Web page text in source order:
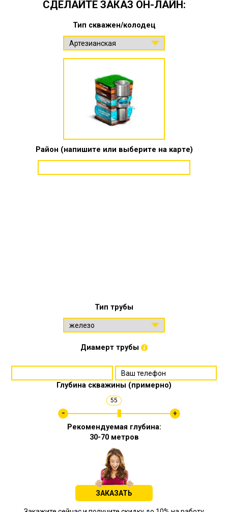
СДЕЛАЙТЕ ЗАКАЗ ОН-ЛАЙН:
Тип скважен/колодец
Район (напишите или выберите на карте)
Тип трубы
Диамерт трубы
Глубина скважины (примерно)
55
Рекомендуемая глубина:
30-70 метров
ЗАКАЗАТЬ